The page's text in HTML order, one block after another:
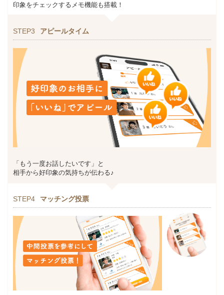
印象をチェックするメモ機能も搭載！
STEP3 アピールタイム
「もう一度お話したいです」と
相手から好印象の気持ちが伝わる♪
STEP4 マッチング投票